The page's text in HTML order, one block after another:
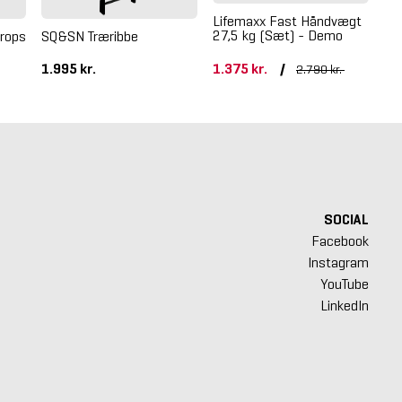
SQ&SN Træribbe
1.995 kr.
Lifemaxx Fast Håndvægt
27,5 kg (Sæt) - Demo
1.375 kr.
/ 2.790 kr.
SOCIAL
Facebook
Instagram
YouTube
LinkedIn